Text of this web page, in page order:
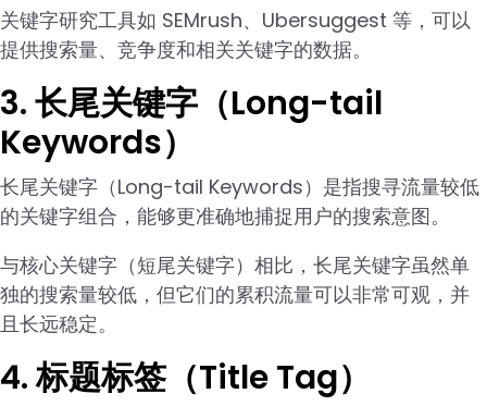
关键字研究工具如 SEMrush、Ubersuggest 等，可以
提供搜索量、竞争度和相关关键字的数据。
3. 长尾关键字（Long-tail
Keywords）
长尾关键字（Long-tail Keywords）是指搜寻流量较低
的关键字组合，能够更准确地捕捉用户的搜索意图。
与核心关键字（短尾关键字）相比，长尾关键字虽然单
独的搜索量较低，但它们的累积流量可以非常可观，并
且长远稳定。
4. 标题标签（Title Tag）